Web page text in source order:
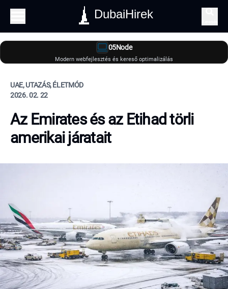
DubaiHirek
05Node
Modern webfejlesztés és kereső optimalizálás
UAE, UTAZÁS, ÉLETMÓD
2026. 02. 22
Az Emirates és az Etihad törli
amerikai járatait